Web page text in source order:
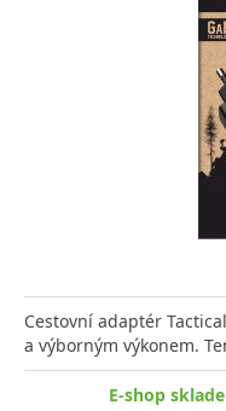
Cestovní adaptér
a výborným výkonem.
E-shop